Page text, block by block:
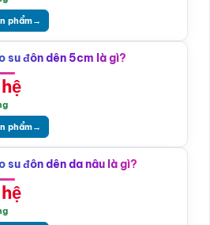
phẩm→
su đôn dên 5cm là gì?
phẩm→
su đôn dên da nâu là gì?